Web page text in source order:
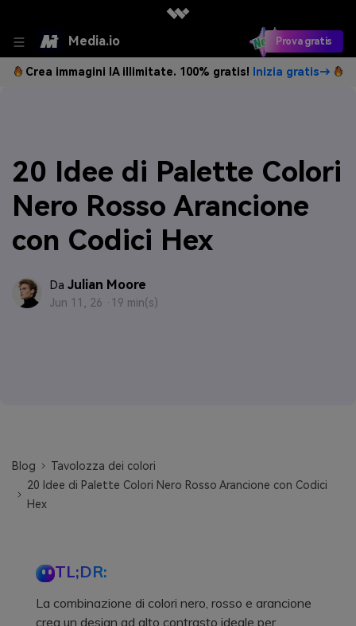
Media.io Prova gratis
Crea immagini IA illimitate. 100% gratis! Inizia gratis→
20 Idee di Palette Colori
Nero Rosso Arancione
con Codici Hex
Da Julian Moore
Jun 11, 26 · 19 min(s)
Blog
Tavolozza dei colori
20 Idee di Palette Colori Nero Rosso Arancione con Codici
Hex
TL;DR:
La combinazione di colori nero, rosso e arancione
crea un design ad alto contrasto ideale per